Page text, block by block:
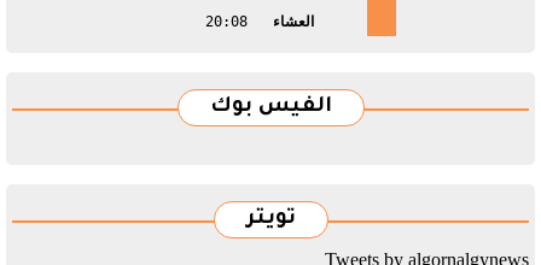
العشاء
20:08
الفيس بوك
تويتر
Tweets by algornalgynews